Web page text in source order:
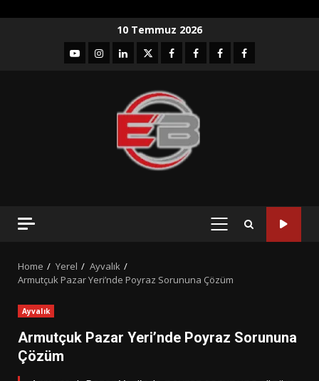
10 Temmuz 2026
YouTubeInstagram
LinkedIntwitterfacebook-Facebook-
Facebook-Facebook-
PRIMARY
Home Yerel
Ayvalık
Armutçuk Pazar Yeri’nde Poyraz Sorununa Çözüm
Ayvalık
Armutçuk Pazar Yeri’nde Poyraz Sorununa
Çözüm